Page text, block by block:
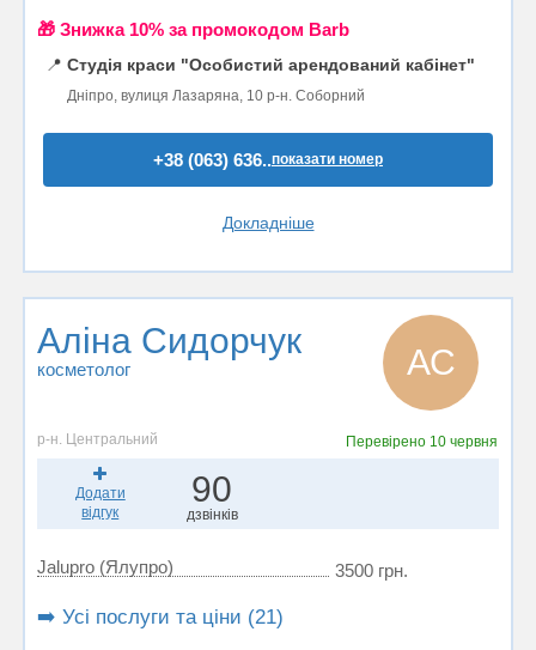
🎁 Знижка 10% за промокодом Barb
📍 Студія краси "Особистий арендований кабінет"
Дніпро, вулиця Лазаряна, 10 р-н. Соборний
+38 (063) 636..показати номер
Докладніше
Аліна Сидорчук
косметолог АС
р-н. Центральний Перевірено 10 червня
Додати
відгук
90
дзвінків
Jalupro (Ялупро) 3500 грн.
➡️ Усі послуги та ціни (21)